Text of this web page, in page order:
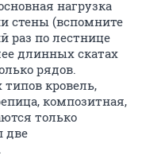
нагрузка
стены (вспомните
раз по лестнице
длинных скатах
рядов.
кровель,
композитная,
только
две